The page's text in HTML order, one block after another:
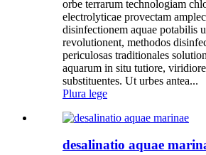
orbe terrarum technologiam
electrolyticae provectam
disinfectionem aquae potabilis
revolutionent, methodos
periculosas traditionales
aquarum in situ tutiore,
substituentes. Ut urbes antea...
Plura lege
desalinatio aquae